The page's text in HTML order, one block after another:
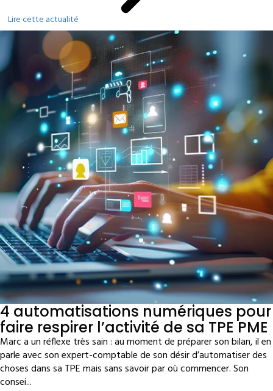
Lire cette actualité
4 automatisations numériques pour
faire respirer l’activité de sa TPE PME
Marc a un réflexe très sain : au moment de préparer son bilan, il en
parle avec son expert-comptable de son désir d’automatiser des
choses dans sa TPE mais sans savoir par où commencer. Son
consei...